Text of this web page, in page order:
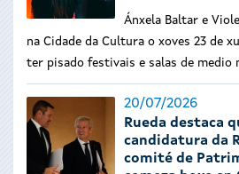
Ánxela Baltar e
na Cidade da Cultura o xoves 23 de
ter pisado festivais e salas de medio
20/07/2026
Rueda destaca
candidatura da
comité de